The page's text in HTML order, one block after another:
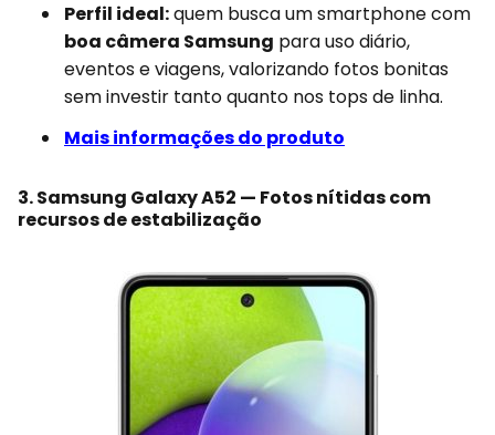
Perfil ideal:quem busca um smartphone com
boa câmera Samsung para uso diário,
eventos e viagens, valorizando fotos bonitas
sem investir tanto quanto nos tops de linha.
Mais informações do produto
3. Samsung Galaxy A52 — Fotos nítidas com
recursos de estabilização